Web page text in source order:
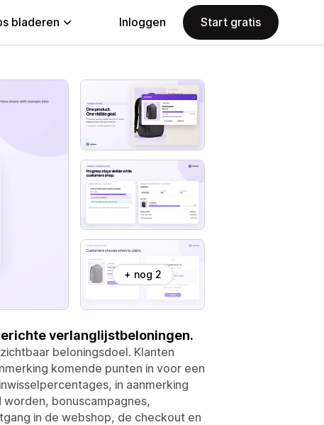
bladeren Inloggen Start gratis
+ nog 2
verlanglijstbeloningen.
beloningsdoel. Klanten
komende punten in voor een
in aanmerking
bonuscampagnes,
in de webshop, de checkout en